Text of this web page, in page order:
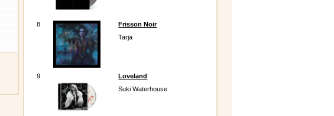
8
Frisson Noir
Tarja
9
Loveland
Suki Waterhouse